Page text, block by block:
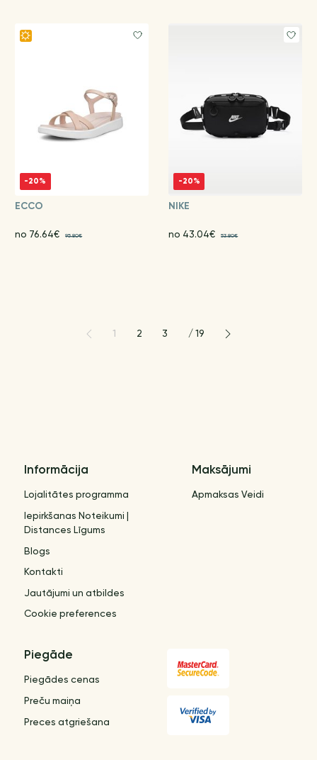
-20%
ECCO
no 76.64€ 95.80€
-20%
NIKE
no 43.04€ 53.80€
1 2 3 /19
Informācija
Lojalitātes programma
Iepirkšanas Noteikumi |
Distances Līgums
Blogs
Kontakti
Jautājumi un atbildes
Cookie preferences
Maksājumi
Apmaksas Veidi
Piegāde
Piegādes cenas
Preču maiņa
Preces atgriešana